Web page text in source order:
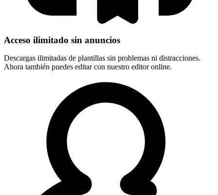
Acceso ilimitado sin anuncios
Descargas ilimitadas de plantillas sin problemas ni distracciones.
Ahora también puedes editar con nuestro editor online.